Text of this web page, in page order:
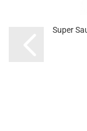
Super